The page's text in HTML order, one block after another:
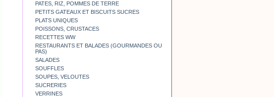
PATES, RIZ, POMMES DE TERRE
PETITS GATEAUX ET BISCUITS SUCRES
PLATS UNIQUES
POISSONS, CRUSTACES
RECETTES WW
RESTAURANTS ET BALADES (GOURMANDES OU
PAS)
SALADES
SOUFFLES
SOUPES, VELOUTES
SUCRERIES
VERRINES